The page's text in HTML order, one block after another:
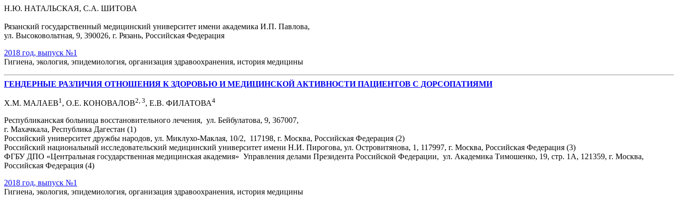
Н.Ю. НАТАЛЬСКАЯ, С.А. ШИТОВА
Рязанский государственный медицинский университет имени академика И.П. Павлова,
ул. Высоковольтная, 9, 390026, г. Рязань, Российская Федерация
2018 год, выпуск №1
Гигиена, экология, эпидемиология, организация здравоохранения, история медицины
ГЕНДЕРНЫЕ РАЗЛИЧИЯ ОТНОШЕНИЯ К ЗДОРОВЬЮ И МЕДИЦИНСКОЙ АКТИВНОСТИ ПАЦИЕНТОВ С ДОРСОПАТИЯМИ
Х.М. МАЛАЕВ1 , О.Е. КОНОВАЛОВ2, 3, Е.В. ФИЛАТОВА4
Республиканская больница восстановительного лечения, ул. Бейбулатова, 9, 367007,
г. Махачкала, Республика Дагестан (1)
Российский университет дружбы народов, ул. Миклухо-Маклая, 10/2, 117198, г. Москва, Российская Федерация (2)
Российский национальный исследовательский медицинский университет имени Н.И. Пирогова, ул. Островитянова, 1, 117997, г. Москва, Российская Федерация (3)
ФГБУ ДПО «Центральная государственная медицинская академия» Управления делами Президента Российской Федерации, ул. Академика Тимошенко, 19, стр. 1А, 121359, г. Москва,
Российская Федерация (4)
2018 год, выпуск №1
Гигиена, экология, эпидемиология, организация здравоохранения, история медицины